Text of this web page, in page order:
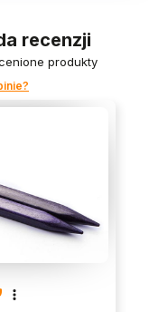
recenzji
produkty